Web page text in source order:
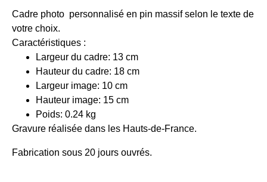
Cadre photo personnalisé en pin massif selon le texte de
votre choix.
Caractéristiques :
Largeur du cadre: 13 cm
Hauteur du cadre: 18 cm
Largeur image: 10 cm
Hauteur image: 15 cm
Poids: 0.24 kg
Gravure réalisée dans les Hauts-de-France.
Fabrication sous 20 jours ouvrés.